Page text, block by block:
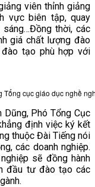
viên thỉnh giảng
vực biên tập, quay
sáng…Đồng thời, các
giá chất lượng đào
tạo phù hợp với
Tổng cục giáo dục nghề
Phó Tổng Cục
định việc ký kết
thuộc Đài Tiếng nói
các doanh nghiệp.
sẽ đồng hành
đầu tư đào tạo các